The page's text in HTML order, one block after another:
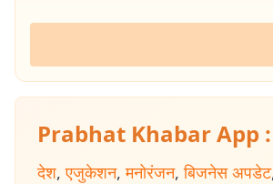
Prabhat Khabar App :
देश, एजुकेशन, मनोरंजन, बिजनेस अपडेट